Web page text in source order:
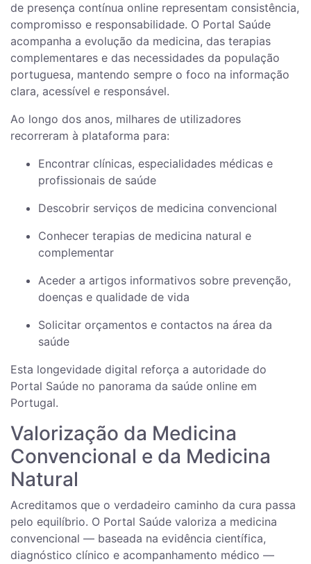
de presença contínua online representam consistência,
compromisso e responsabilidade. O Portal Saúde
acompanha a evolução da medicina, das terapias
complementares e das necessidades da população
portuguesa, mantendo sempre o foco na informação
clara, acessível e responsável.
Ao longo dos anos, milhares de utilizadores
recorreram à plataforma para:
Encontrar clínicas, especialidades médicas e
profissionais de saúde
Descobrir serviços de medicina convencional
Conhecer terapias de medicina natural e
complementar
Aceder a artigos informativos sobre prevenção,
doenças e qualidade de vida
Solicitar orçamentos e contactos na área da
saúde
Esta longevidade digital reforça a autoridade do
Portal Saúde no panorama da saúde online em
Portugal.
Valorização da Medicina
Convencional e da Medicina
Natural
Acreditamos que o verdadeiro caminho da cura passa
pelo equilíbrio. O Portal Saúde valoriza a medicina
convencional — baseada na evidência científica,
diagnóstico clínico e acompanhamento médico —